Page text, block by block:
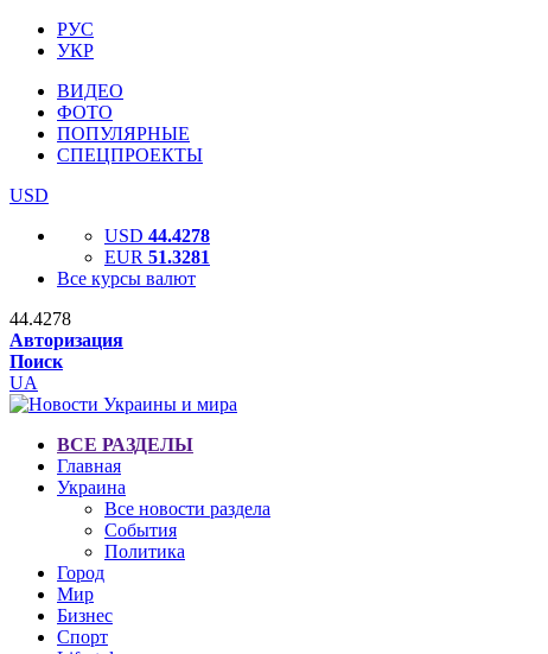
РУС
УКР
ВИДЕО
ФОТО
ПОПУЛЯРНЫЕ
СПЕЦПРОЕКТЫ
USD
USD 44.4278
EUR 51.3281
Все курсы валют
44.4278
Авторизация
Поиск
UA
ВСЕ РАЗДЕЛЫ
Главная
Украина
Все новости раздела
События
Политика
Город
Мир
Бизнес
Спорт